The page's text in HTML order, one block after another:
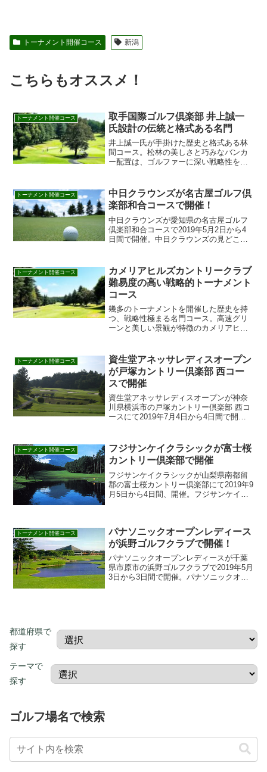
トーナメント開催コース 新潟
こちらもオススメ！
トーナメント開催コース
取手国際ゴルフ倶楽部 井上誠一
氏設計の伝統と格式ある名門
井上誠一氏が手掛けた歴史と格式ある林
間コース。松林の美しさと巧みなバンカ
ー配置は、ゴルファーに深い戦略性を要
トーナメント開催コース
中日クラウンズが名古屋ゴルフ倶
楽部和合コースで開催！
中日クラウンズが愛知県の名古屋ゴルフ
倶楽部和合コースで2019年5月2日から4
日間で開催。中日クラウンズの見どころ
ルフ場の名古屋ゴルフ倶楽部和合コース
の特長・詳細やGD...
トーナメント開催コース
カメリアヒルズカントリークラブ
難易度の高い戦略的トーナメント
コース
幾多のトーナメントを開催した歴史を持
つ、戦略性極まる名門コース。高速グリ
ーンと美しい景観が特徴のカメリアヒル
トーナメント開催コース
資生堂アネッサレディスオープン
が戸塚カントリー倶楽部 西コー
スで開催
資生堂アネッサレディスオープンが神奈
川県横浜市の戸塚カントリー倶楽部 西コ
ースにて2019年7月4日から4日間で開
定、過去の優勝者、ヤーデージをはじ
め、開催ゴルフ場の戸...
トーナメント開催コース
フジサンケイクラシックが富士桜
カントリー倶楽部で開催
フジサンケイクラシックが山梨県南都留
郡の富士桜カントリー倶楽部にて2019年9
月5日から4日間、開催。フジサンケイク
トリー倶楽部の特...
トーナメント開催コース
パナソニックオープンレディース
が浜野ゴルフクラブで開催！
パナソニックオープンレディースが千葉
県市原市の浜野ゴルフクラブで2019年5月
3日から3日間で開催。パナソニックオー
都道府県で
探す
テーマで
探す
ゴルフ場名で検索